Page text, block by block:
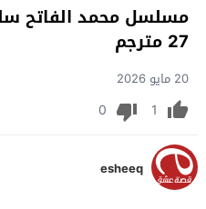
مسلسل محمد الفاتح
27 مترجم
20 مايو 2026
1
0
esheeq